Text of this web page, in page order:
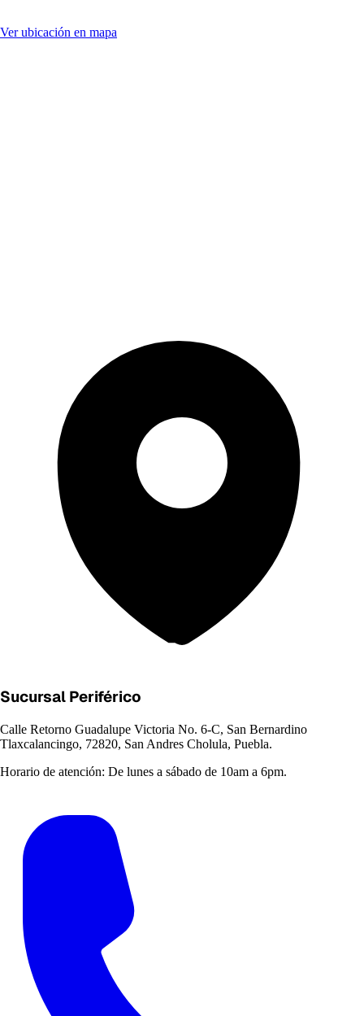
Ver ubicación en mapa
Sucursal Periférico
Calle Retorno Guadalupe Victoria No. 6-C, San Bernardino
Tlaxcalancingo, 72820, San Andres Cholula, Puebla.
Horario de atención: De lunes a sábado de 10am a 6pm.